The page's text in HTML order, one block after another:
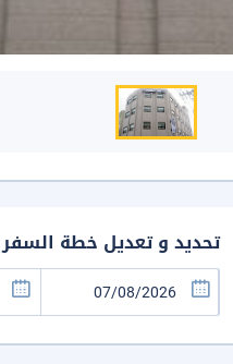
تحديد و تعديل خطة السفر